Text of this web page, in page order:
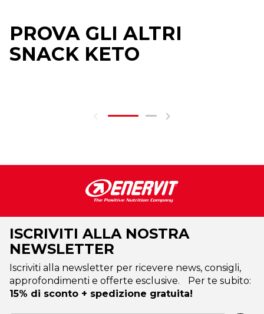
PROVA GLI ALTRI
SNACK KETO
ISCRIVITI ALLA NOSTRA
NEWSLETTER
Iscriviti alla newsletter per ricevere news, consigli,
approfondimenti e offerte esclusive. Per te subito:
15% di sconto + spedizione gratuita!